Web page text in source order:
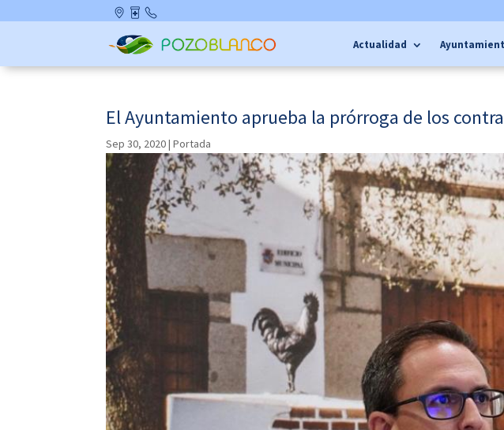
to
Ubicació
n
Farmaci
as de
Contact
o
Actualidad
El Ayuntamiento aprueba la prórroga de los
Sep 30, 2020|Portada